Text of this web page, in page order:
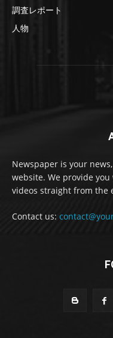
調査レポート
人物
Newspaper is your
website. We provide
videos straight from the
Contact us: